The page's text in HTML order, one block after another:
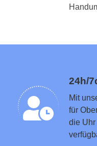
24h/
Mit
für
die Uhr
Schlüsseldienst in der Nähe vermitteln